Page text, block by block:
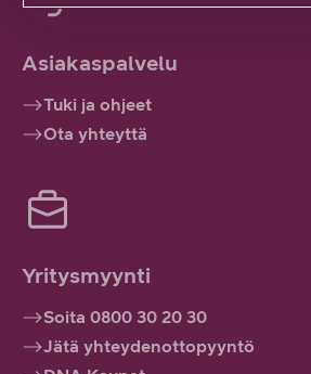
Asiakaspalvelu
Tuki ja ohjeet
Ota yhteyttä
Yritysmyynti
Soita 0800 30 20 30
Jätä yhteydenottopyyntö